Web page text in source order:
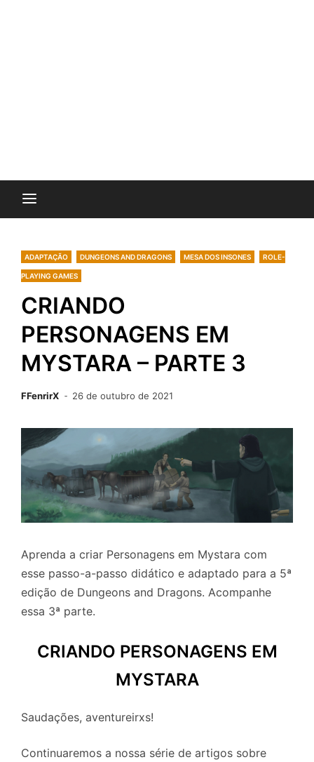
ADAPTAÇÃO DUNGEONS AND DRAGONS MESA DOS INSONES ROLE-
PLAYING GAMES
CRIANDO
PERSONAGENS EM
MYSTARA – PARTE 3
FFenrirX 26 de outubro de 2021
Aprenda a criar Personagens em Mystara com
esse passo-a-passo didático e adaptado para a 5ª
edição de Dungeons and Dragons. Acompanhe
essa 3ª parte.
CRIANDO PERSONAGENS EM
MYSTARA
Saudações, aventureirxs!
Continuaremos a nossa série de artigos sobre